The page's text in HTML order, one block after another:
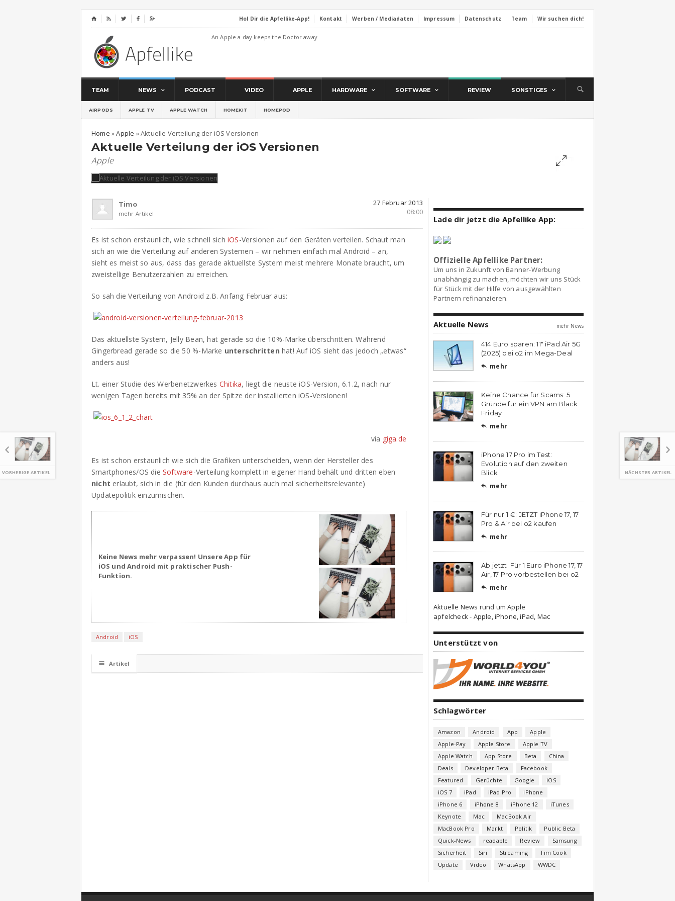
VORHERIGE ARTIKEL NÄCHSTER ARTIKEL
⌂     Hol Dir die Apfellike-App! Kontakt Werben / Mediadaten Impressum Datenschutz Team Wir suchen dich!
An Apple a day keeps the Doctor away
TEAM NEWS PODCAST VIDEO APPLE HARDWARE SOFTWARE REVIEW SONSTIGES
AIRPODS APPLE TV APPLE WATCH HOMEKIT HOMEPOD
Home »Apple »Aktuelle Verteilung der iOS Versionen
Aktuelle Verteilung der iOS Versionen
Apple
Timo
mehr Artikel
27 Februar 2013
08:00
Es ist schon erstaunlich, wie schnell sichiOS-Versionen auf den Geräten verteilen. Schaut man
sich an wie die Verteilung auf anderen Systemen – wir nehmen einfach mal Android – an,
sieht es meist so aus, dass das gerade aktuellste System meist mehrere Monate braucht, um
zweistellige Benutzerzahlen zu erreichen.
So sah die Verteilung von Android z.B. Anfang Februar aus:
Das aktuellste System, Jelly Bean, hat gerade so die 10%-Marke überschritten. Während
Gingerbread gerade so die 50 %-Marke unterschritten hat! Auf iOS sieht das jedoch „etwas“
anders aus!
Lt. einer Studie des Werbenetzwerkes Chitika, liegt die neuste iOS-Version, 6.1.2, nach nur
wenigen Tagen bereits mit 35% an der Spitze der installierten iOS-Versionen!
via giga.de
Es ist schon erstaunlich wie sich die Grafiken unterscheiden, wenn der Hersteller des
Smartphones/OS die Software-Verteilung komplett in eigener Hand behält und dritten eben
nicht erlaubt, sich in die (für den Kunden durchaus auch mal sicherheitsrelevante)
Updatepolitik einzumischen.
Keine News mehr verpassen! Unsere App für
iOS und Android mit praktischer Push-
Funktion.
Android iOS
☰ Artikel
Lade dir jetzt die Apfellike App:
Offizielle Apfellike Partner:
Um uns in Zukunft von Banner-Werbung
unabhängig zu machen, möchten wir uns Stück
für Stück mit der Hilfe von ausgewählten
Partnern refinanzieren.
Aktuelle News mehr News
414 Euro sparen: 11″ iPad Air 5G
(2025) bei o2 im Mega-Deal
 mehr
Keine Chance für Scams: 5
Gründe für ein VPN am Black
Friday
 mehr
iPhone 17 Pro im Test:
Evolution auf den zweiten
Blick
 mehr
Für nur 1 €: JETZT iPhone 17, 17
Pro & Air bei o2 kaufen
 mehr
Ab jetzt: Für 1 Euro iPhone 17, 17
Air, 17 Pro vorbestellen bei o2
 mehr
Aktuelle News rund um Apple
apfelcheck - Apple, iPhone, iPad, Mac
Unterstützt von
Schlagwörter
Amazon Android App
Apple
Apple-Pay
Apple Store
Apple TV
Apple Watch
App Store Beta
China
Deals
Developer Beta
Facebook
Featured
Gerüchte Google
iOS
iOS 7
iPad iPad Pro
iPhone
iPhone 6
iPhone 8 iPhone 12
iTunes
Keynote
Mac
MacBook Air
MacBook Pro
Markt Politik
Public Beta
Quick-News
readable Review
Samsung
Sicherheit
Siri Streaming
Tim Cook
Update
Video WhatsApp WWDC